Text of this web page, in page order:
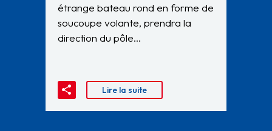
étrange bateau rond en forme de
soucoupe volante, prendra la
direction du pôle…
Lire la suite